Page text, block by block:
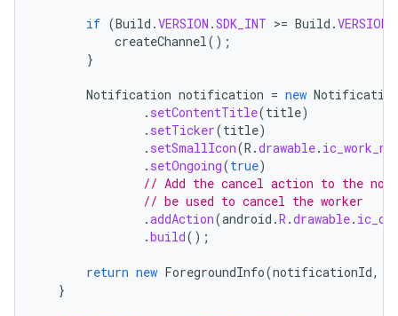
if (Build .VERSION .SDK_INT >= Build .
createChannel();
}
Notification notification = new
. setContentTitle(title)
. setTicker(title)
. setSmallIcon(R .drawable.
. setOngoing(true)
// Add the cancel action to the
// be used to cancel the worker
.addAction(android .R .drawable.
.build();
return new ForegroundInfo(notificationId,
}